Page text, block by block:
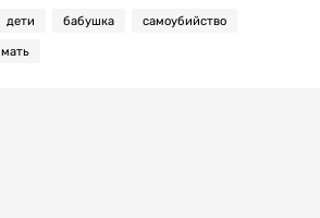
дети бабушка самоубийство
мать